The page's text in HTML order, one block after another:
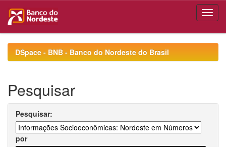
navigationDSpace - BNB - Banco do Nordeste do Brasil
Pesquisar
Pesquisar:
por